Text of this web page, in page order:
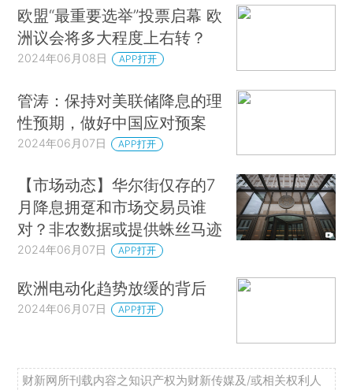
欧盟“最重要选举”投票启幕 欧
洲议会将多大程度上右转？
2024年06月08日 APP打开
管涛：保持对美联储降息的理
性预期，做好中国应对预案
2024年06月07日 APP打开
【市场动态】华尔街仅存的7
月降息拥趸和市场交易员谁
对？非农数据或提供蛛丝马迹
2024年06月07日 APP打开
欧洲电动化趋势放缓的背后
2024年06月07日 APP打开
财新网所刊载内容之知识产权为财新传媒及/或相关权利人